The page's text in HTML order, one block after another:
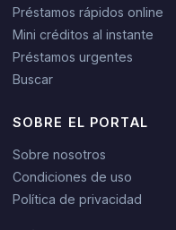
Préstamos rápidos online
Mini créditos al instante
Préstamos urgentes
Buscar
SOBRE EL PORTAL
Sobre nosotros
Condiciones de uso
Política de privacidad